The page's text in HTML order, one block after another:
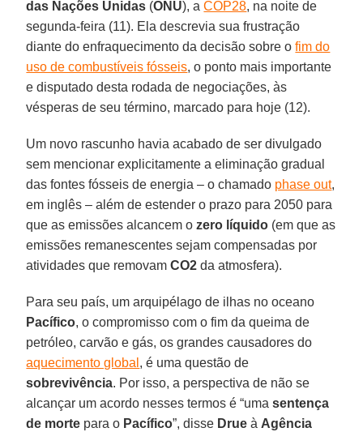
das Nações Unidas (ONU), aCOP28, na noite de
segunda-feira (11). Ela descrevia sua frustração
diante do enfraquecimento da decisão sobre ofim do
uso de combustíveis fósseis, o ponto mais importante
e disputado desta rodada de negociações, às
vésperas de seu término, marcado para hoje (12).
Um novo rascunho havia acabado de ser divulgado
sem mencionar explicitamente a eliminação gradual
das fontes fósseis de energia – o chamado phase out,
em inglês – além de estender o prazo para 2050 para
que as emissões alcancem ozero líquido (em que as
emissões remanescentes sejam compensadas por
atividades que removamCO2 da atmosfera).
Para seu país, um arquipélago de ilhas no oceano
Pacífico, o compromisso com o fim da queima de
petróleo, carvão e gás, os grandes causadores do
aquecimento global , é uma questão de
sobrevivência. Por isso, a perspectiva de não se
alcançar um acordo nesses termos é “umasentença
de morte para o Pacífico”, disse Drue à Agência